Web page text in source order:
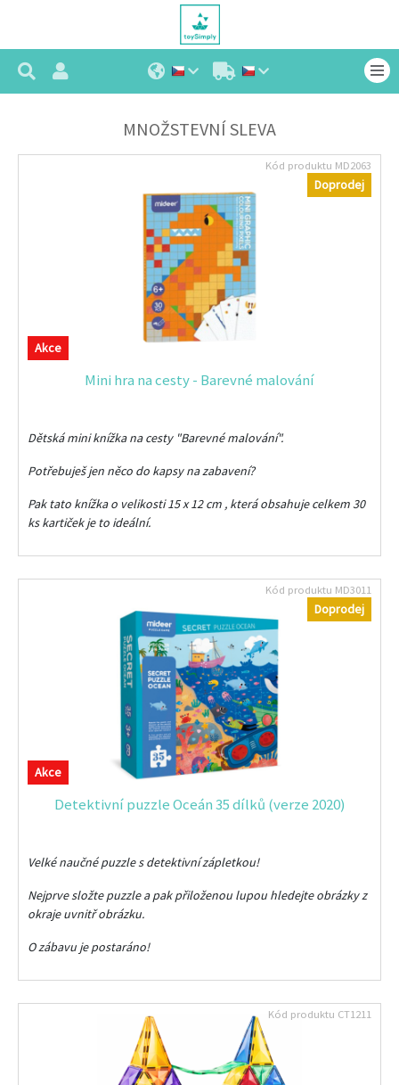
MNOŽSTEVNÍ SLEVA
Doprodej
Akce
Mini hra na cesty - Barevné malování
Kód produktu MD2063
Dětská mini knížka na cesty "Barevné malování".
Potřebuješ jen něco do kapsy na zabavení?
Pak tato knížka o velikosti 15 x 12 cm , která obsahuje celkem 30
ks kartiček je to ideální.
Doprodej
Akce
Detektivní puzzle Oceán 35 dílků (verze 2020)
Kód produktu MD3011
Velké naučné puzzle s detektivní zápletkou!
Nejprve složte puzzle a pak přiloženou lupou hledejte obrázky z
okraje uvnitř obrázku.
O zábavu je postaráno!
Kód produktu CT1211